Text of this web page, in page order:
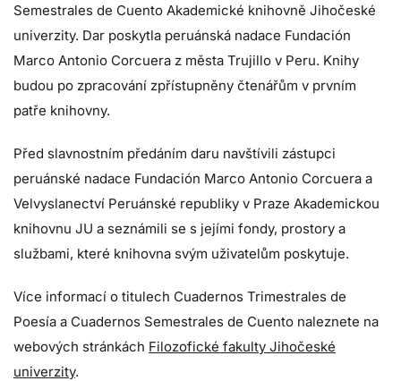
Semestrales de Cuento Akademické knihovně Jihočeské
univerzity. Dar poskytla peruánská nadace Fundación
Marco Antonio Corcuera z města Trujillo v Peru. Knihy
budou po zpracování zpřístupněny čtenářům v prvním
patře knihovny.
Před slavnostním předáním daru navštívili zástupci
peruánské nadace Fundación Marco Antonio Corcuera a
Velvyslanectví Peruánské republiky v Praze Akademickou
knihovnu JU a seznámili se s jejími fondy, prostory a
službami, které knihovna svým uživatelům poskytuje.
Více informací o titulech Cuadernos Trimestrales de
Poesía a Cuadernos Semestrales de Cuento naleznete na
webových stránkách Filozofické fakulty Jihočeské
univerzity.